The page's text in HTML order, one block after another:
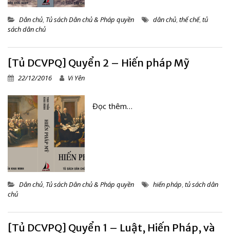
Dân chủ Tủ sách Dân chủ & Pháp quyền dân chủ thể chế, tủ
sách dân chủ
[Tủ DCVPQ] Quyển 2 – Hiến pháp Mỹ
22/12/2016 Vi Yên
Đọc thêm…
Dân chủ, Tủ sách Dân chủ & Pháp quyền hiến pháp,tủ sách dân
chủ
[Tủ DCVPQ] Quyển 1 – Luật, Hiến Pháp, và